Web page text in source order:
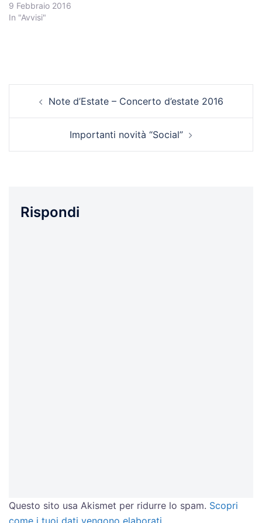
9 Febbraio 2016
In "Avvisi"
articoloNote d’Estate – Concerto d’estate 2016
Importanti novità “Social”
Rispondi
Questo sito usa Akismet per ridurre lo spam. Scopri
come i tuoi dati vengono elaborati